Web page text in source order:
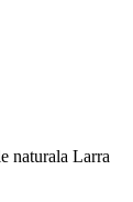
naturala Larra